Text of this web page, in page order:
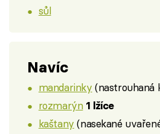
sůl
Navíc
mandarinky (nastrouhaná
rozmarýn 1 lžíce
kaštany (nasekané